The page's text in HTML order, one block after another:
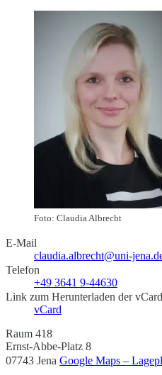
Foto: Claudia Albrecht
E-Mail
claudia.albrecht@uni-
Telefon
+49 3641 9-44630
Link zum Herunterladen der vCard
vCard
Raum 418
Ernst-Abbe-Platz 8
07743 Jena Google Maps –